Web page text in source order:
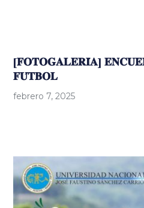
[𝐅𝐎𝐓𝐎𝐆𝐀𝐋𝐄𝐑𝐈́𝐀]
𝐅𝐔́𝐓𝐁𝐎𝐋
febrero 7, 2025